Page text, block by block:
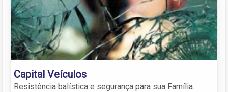
Capital Veículos
Resistência balística e segurança para sua Família.